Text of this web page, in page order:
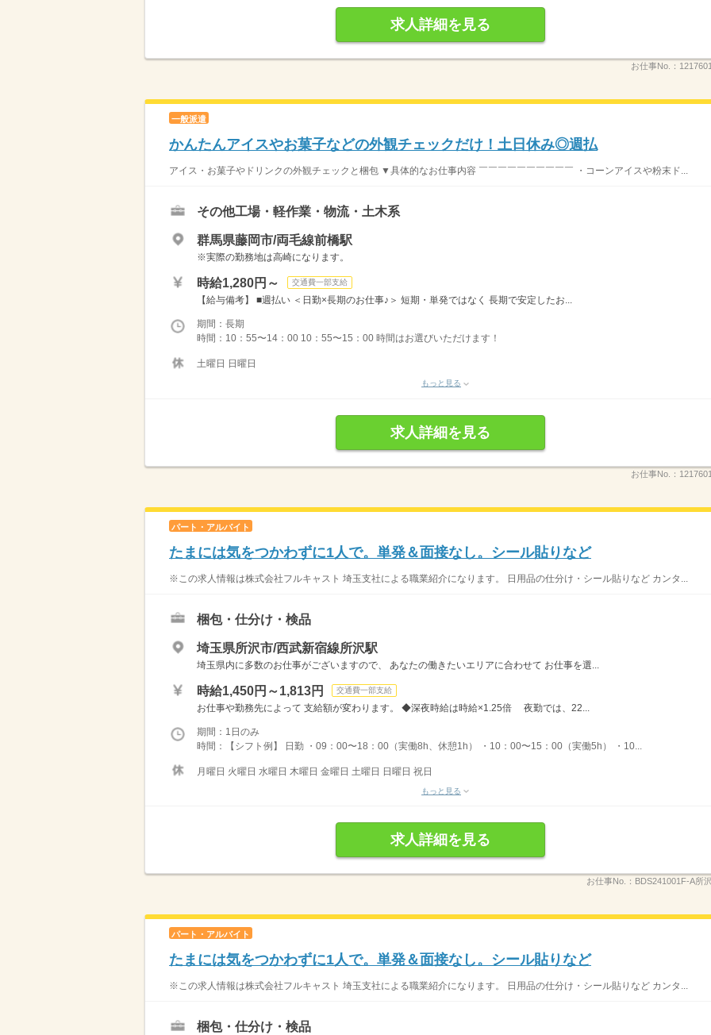
求人詳細を見る
お仕事No.：
一般派遣
かんたんアイスやお菓子などの外観チェックだけ！土日休み◎週払
アイス・お菓子やドリンクの外観チェックと梱包 ▼具体的なお仕事内容 ￣￣￣￣￣￣￣￣￣￣ ・コーンアイスや粉末ド...
その他工場・軽作業・物流・土木系
群馬県藤岡市/両毛線前橋駅
※実際の勤務地は高崎になります。
時給1,280円～ 交通費一部支給
【給与備考】 ■週払い ＜日勤×長期のお仕事♪＞ 短期・単発ではなく 長期で安定したお...
期間：長期
時間：10：55〜14：00 10：55〜15：00 時間はお選びいただけます！
土曜日 日曜日
もっと見る
求人詳細を見る
お仕事No.：
パート・アルバイト
たまには気をつかわずに1人で。単発＆面接なし。シール貼りなど
※この求人情報は株式会社フルキャスト 埼玉支社による職業紹介になります。 日用品の仕分け・シール貼りなど カンタ...
梱包・仕分け・検品
埼玉県所沢市/西武新宿線所沢駅
埼玉県内に多数のお仕事がございますので、 あなたの働きたいエリアに合わせて お仕事を選...
時給1,450円～1,813円 交通費一部支給
お仕事や勤務先によって 支給額が変わります。 ◆深夜時給は時給×1.25倍 夜勤では、22...
期間：1日のみ
時間：【シフト例】 日勤 ・09：00〜18：00（実働8h、休憩1h） ・10：00〜15：00（実働5h） ・10...
月曜日 火曜日 水曜日 木曜日 金曜日 土曜日 日曜日 祝日
もっと見る
求人詳細を見る
お仕事No.： BDS241001F-A所
パート・アルバイト
たまには気をつかわずに1人で。単発＆面接なし。シール貼りなど
※この求人情報は株式会社フルキャスト 埼玉支社による職業紹介になります。 日用品の仕分け・シール貼りなど カンタ...
梱包・仕分け・検品